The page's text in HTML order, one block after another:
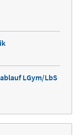
LGym/LbS